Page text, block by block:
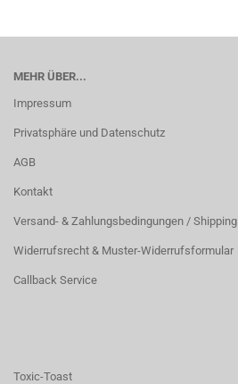
MEHR ÜBER...
Impressum
Privatsphäre und Datenschutz
AGB
Kontakt
Versand- & Zahlungsbedingungen / Shipping
Widerrufsrecht & Muster-Widerrufsformular
Callback Service
Toxic-Toast